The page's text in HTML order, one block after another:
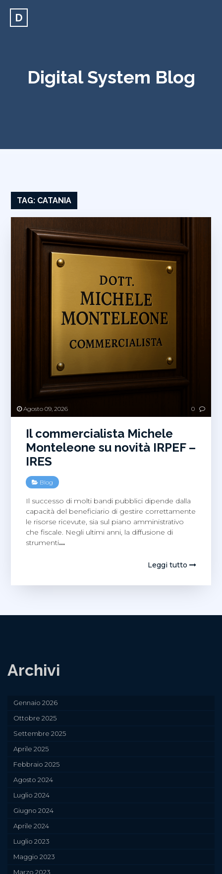
D
Digital System Blog
TAG: CATANIA
Agosto 09, 2026 0
Il commercialista Michele
Monteleone su novità IRPEF –
IRES
Blog
Il successo di molti bandi pubblici dipende dalla
capacità del beneficiario di gestire correttamente
le risorse ricevute, sia sul piano amministrativo
che fiscale. Negli ultimi anni, la diffusione di
strumenti…
Leggi tutto
Archivi
Gennaio 2026
Ottobre 2025
Settembre 2025
Aprile 2025
Febbraio 2025
Agosto 2024
Luglio 2024
Giugno 2024
Aprile 2024
Luglio 2023
Maggio 2023
Marzo 2023